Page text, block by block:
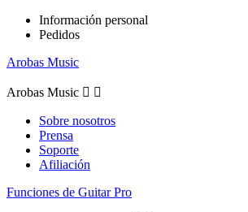
Información personal
Pedidos
Arobas Music
Arobas Music  
Sobre nosotros
Prensa
Soporte
Afiliación
Funciones de Guitar Pro